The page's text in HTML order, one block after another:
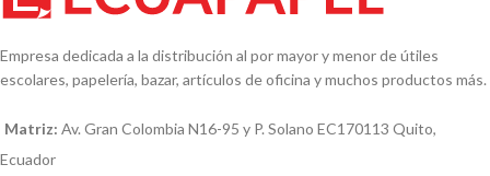
Empresa dedicada a la distribución al por mayor y menor de útiles
escolares, papelería, bazar, artículos de oficina y muchos productos más.
Matriz: Av. Gran Colombia N16-95 y P. Solano EC170113 Quito,
Ecuador